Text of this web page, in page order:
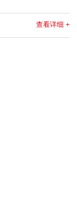
查看详细 +